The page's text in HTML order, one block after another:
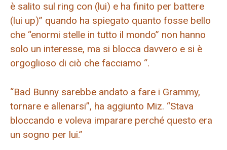
è salito sul ring con (lui) e ha finito per battere
(lui up)” quando ha spiegato quanto fosse bello
che “enormi stelle in tutto il mondo” non hanno
solo un interesse, ma si blocca davvero e si è
orgoglioso di ciò che facciamo “.
“Bad Bunny sarebbe andato a fare i Grammy,
tornare e allenarsi”, ha aggiunto Miz. “Stava
bloccando e voleva imparare perché questo era
un sogno per lui.”